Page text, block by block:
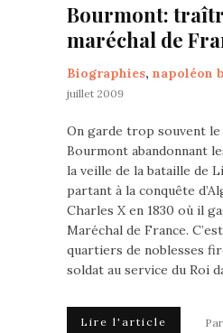
Bourmont:
maréchal de
Biographies, napoléon
juillet 2009
On garde trop souvent le
Bourmont abandonnant
la veille de la bataille de
partant à la conquête
Charles X en 1830 où il
Maréchal de France.
quartiers de noblesses
soldat au service du Roi
Lire l'article